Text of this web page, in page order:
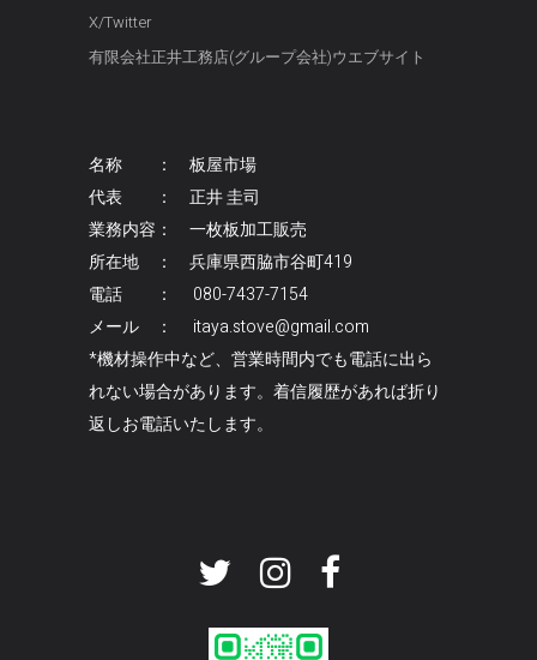
X/Twitter
有限会社正井工務店(グループ会社)ウエブサイト
名称 ： 板屋市場
代表 ： 正井 圭司
業務内容： 一枚板加工販売
所在地 ： 兵庫県西脇市谷町419
電話 ： 080-7437-7154
メール ： itaya.stove@gmail.com
*機材操作中など、営業時間内でも電話に出ら
れない場合があります。着信履歴があれば折り
返しお電話いたします。